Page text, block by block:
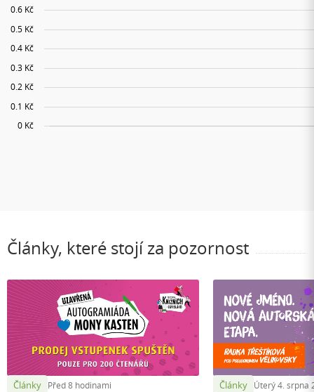
Články, které stojí za pozornost
Články Před 8 hodinami Články Úterý 4. srpna